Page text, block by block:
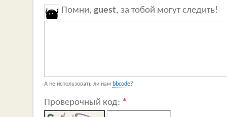
Помни, guest, за тобой могут следить!
А не использовать ли нам bbcode?
Проверочный код: *